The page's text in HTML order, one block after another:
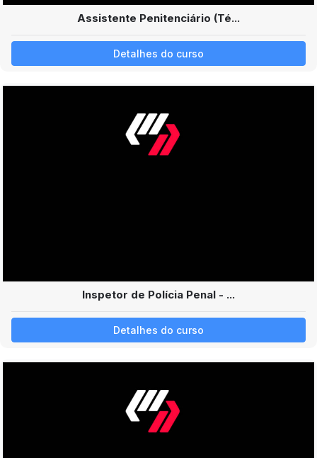
Assistente Penitenciário (Té...
Detalhes do curso
Inspetor de Polícia Penal - ...
Detalhes do curso